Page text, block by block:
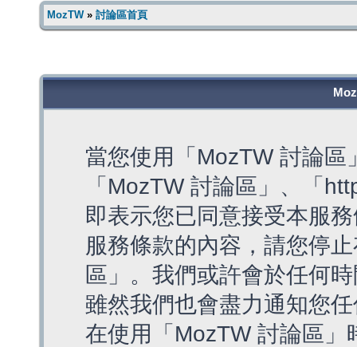
MozTW» 討論區首頁
當您使用「MozTW 討論
「MozTW 討論區」、「
即表示您已同意接受本服
服務條款的內容，請您停
區」。我們或許會於任何
雖然我們也會盡力通知您
在使用「MozTW 討論區